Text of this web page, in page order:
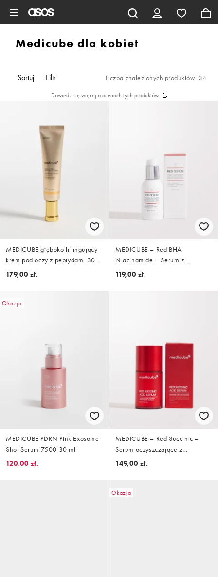
Medicube dla kobiet
Sortuj Filtr Liczba znalezionych produktów: 34
Dowiedz się więcej o ocenach tych produktów
MEDICUBE głęboko liftingujący
krem pod oczy z peptydami 30
ml
179,00 zł.
MEDICUBE – Red BHA
Niacinamide – Serum z
niacynamidem 2.0, 30 ml
119,00 zł.
Okazja
MEDICUBE PDRN Pink Exosome
Shot Serum 7500 30 ml
120,00 zł.
MEDICUBE – Red Succinic –
Serum oczyszczające z
czerwonym kwasem
149,00 zł.
Okazja